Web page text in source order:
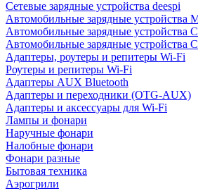
Сетевые зарядные устройства deespi
Автомобильные зарядные устройства
Автомобильные зарядные устройства
Автомобильные зарядные устройства
Адаптеры, роутеры и репитеры Wi-Fi
Роутеры и репитеры Wi-Fi
Адаптеры AUX Bluetooth
Адаптеры и переходники (OTG-AUX)
Адаптеры и аксессуары для Wi-Fi
Лампы и фонари
Наручные фонари
Налобные фонари
Фонари разные
Бытовая техника
Аэрогрили